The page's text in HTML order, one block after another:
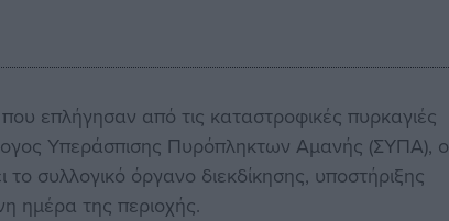
επλήγησαν από τις καταστροφικές πυρκαγιές
Υπεράσπισης Πυρόπληκτων Αμανής (ΣΥΠΑ), ο
συλλογικό όργανο διεκδίκησης, υποστήριξης
ημέρα της περιοχής.